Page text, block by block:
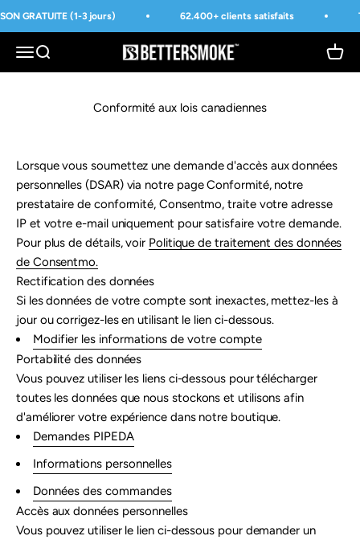
Passer au contenu
GRATUITE (1-3 jours) 62.400+ clients satisfaits
Ouvrir la navigation
Ouvrir la rechercheBetterSmoke™ Voir
Conformité aux lois canadiennes
Lorsque vous soumettez une demande d'accès aux données
personnelles (DSAR) via notre page Conformité, notre
prestataire de conformité, Consentmo, traite votre adresse
IP et votre e-mail uniquement pour satisfaire votre demande.
Pour plus de détails, voir Politique de traitement des données
de Consentmo.
Rectification des données
Si les données de votre compte sont inexactes, mettez-les à
jour ou corrigez-les en utilisant le lien ci-dessous.
Modifier les informations de votre compte
Portabilité des données
Vous pouvez utiliser les liens ci-dessous pour télécharger
toutes les données que nous stockons et utilisons afin
d'améliorer votre expérience dans notre boutique.
Demandes PIPEDA
Informations personnelles
Données des commandes
Accès aux données personnelles
Vous pouvez utiliser le lien ci-dessous pour demander un